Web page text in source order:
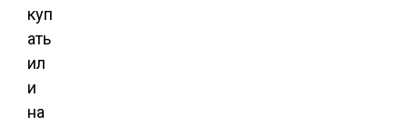
куп
ать
ил
и
на